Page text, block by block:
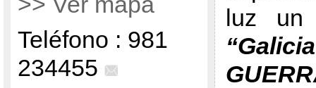
Teléfono : 981
234455
luz un